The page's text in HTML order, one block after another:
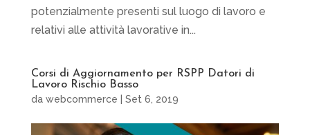
potenzialmente presenti sul luogo di lavoro e
relativi alle attività lavorative in...
Corsi di Aggiornamento per RSPP Datori di
Lavoro Rischio Basso
da webcommerce Set 6, 2019